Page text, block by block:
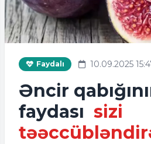
Faydalı 10.09.2025
Əncir
faydası sizi